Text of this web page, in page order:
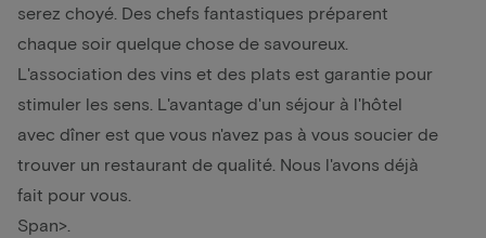
serez choyé. Des chefs fantastiques préparent
chaque soir quelque chose de savoureux.
L'association des vins et des plats est garantie pour
stimuler les sens. L'avantage d'un séjour à l'hôtel
avec dîner est que vous n'avez pas à vous soucier de
trouver un restaurant de qualité. Nous l'avons déjà
fait pour vous.
Span>